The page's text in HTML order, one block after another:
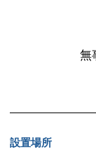
無
設置場所